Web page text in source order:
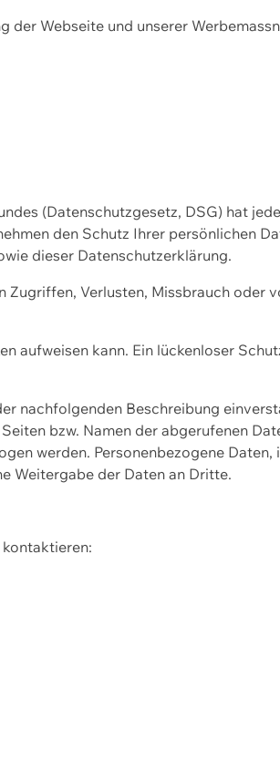
Webseite und unserer
(Datenschutzgesetz, DSG) hat
den Schutz Ihrer persönlichen
dieser Datenschutzerklärung.
Verlusten, Missbrauch oder
aufweisen kann. Ein lückenloser
nachfolgenden Beschreibung
bzw. Namen der abgerufenen
werden. Personenbezogene Daten,
Weitergabe der Daten an Dritte.